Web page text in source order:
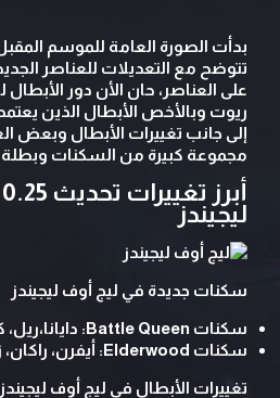
بدأت الصورة العامة للموسم
تتوضح مع التعديلات للعناصر
على العناصر، حان الأن دور الأبطال
إلى جانب تغييرات الأبطال وبعض
مجموعة كبيرة من السكنات وبطلة
ليجيندز
سكنات جديدة في ليج أوف ليجيندز
سكنات Battle Queen: دايانا،ريل، كاترينا، كيانا، جانا
سكنات Elderwood: أيفرن، راكان، زايا، أورن أزير
تغييرات الأبطال في ليج أوف ليجيندز